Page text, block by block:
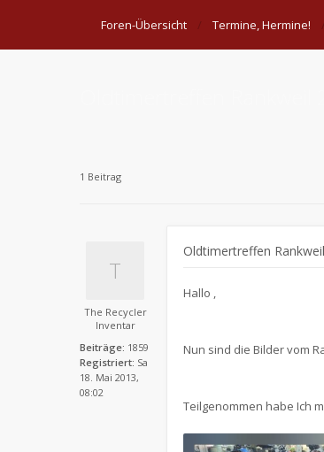
Foren-Übersicht Termine, Hermine!
1 Beitrag
The Recycler
Inventar
Beiträge: 1859
Registriert: Sa
18. Mai 2013,
08:02
Oldtimertreffen
​Hallo ,
Nun sind die Bilder vom
Teilgenommen habe Ich